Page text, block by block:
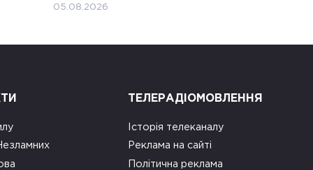
05.08.2026
Незламних
ТЕЛЕРАДІОМОВЛЕННЯ
Історія телеканалу
Реклама на сайті
Політична реклама